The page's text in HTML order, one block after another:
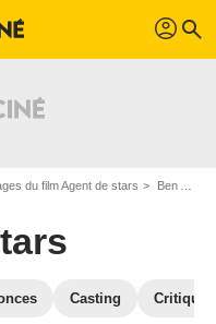
profil search
du film Agent de stars Ben Affleck
Casting